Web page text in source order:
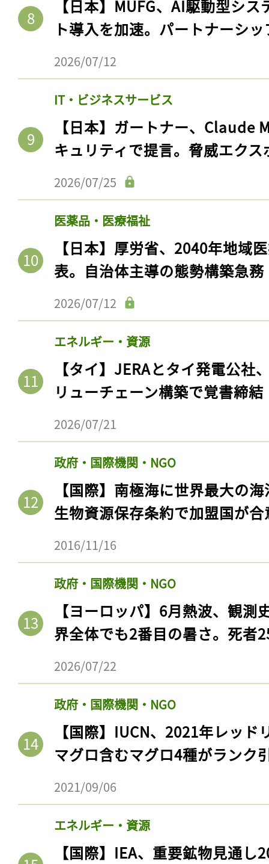
【日本】MUFG、AI駆動型シ
ト導入を加速。パートナーシ
2026/07/12
IT・ビジネスサービス
【日本】ガートナー、Claude
キュリティで提言。脅威エク
2026/07/25
医薬品・医療福祉
【日本】厚労省、2040年地域
表。自治体主導の態勢構築急務
2026/07/12
エネルギー・資源
【タイ】JERAとタイ発電公社
リューチェーン構築で覚書締結
2026/07/21
政府・国際機関・NGO
【国際】南極海に世界最大の
生物資源保存条約で加盟国が合
2016/11/16
政府・国際機関・NGO
【ヨーロッパ】6月熱波、観
界全体でも2番目の暑さ。死者
2026/07/22
政府・国際機関・NGO
【国際】IUCN、2021年レッ
マグロ含むマグロ4種がランク
2021/09/06
エネルギー・資源
【国際】IEA、重要鉱物見通
記事をお気に入りに
ログインが必